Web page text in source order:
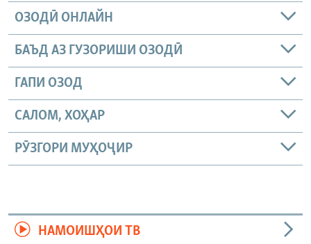
ОЗОДӢ ОНЛАЙН
БАЪД АЗ ГУЗОРИШИ ОЗОДӢ
ГАПИ ОЗОД
САЛОМ, ХОҲАР
РӮЗГОРИ МУҲОҶИР
НАМОИШҲОИ ТВ